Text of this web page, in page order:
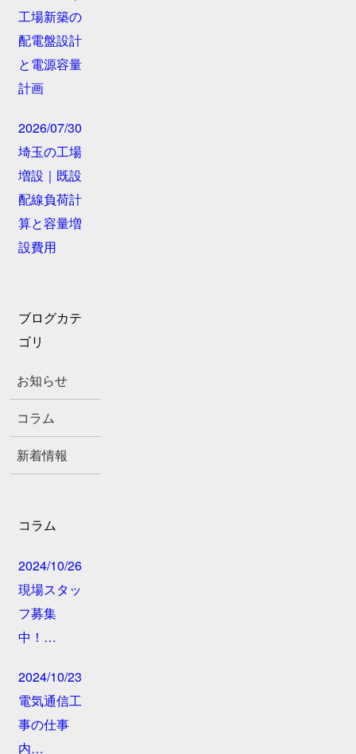
工場新築の
配電盤設計
と電源容量
計画
2026/07/30
埼玉の工場
増設｜既設
配線負荷計
算と容量増
設費用
ブログカテ
ゴリ
お知らせ
コラム
新着情報
コラム
2024/10/26
現場スタッ
フ募集
中！…
2024/10/23
電気通信工
事の仕事
内…